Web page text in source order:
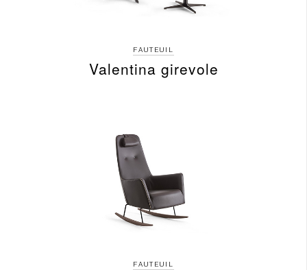
FAUTEUIL
Valentina girevole
FAUTEUIL